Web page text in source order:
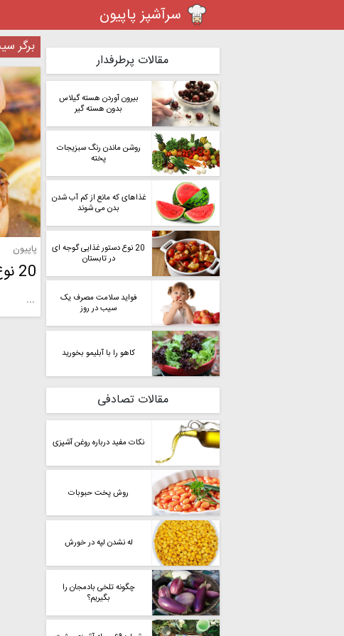
سرآشپز پاپیون
مقالات پرطرفدار
بیرون آوردن هسته گیلاس
بدون هسته گیر
روشن ماندن رنگ سبزیجات
پخته
غذاهای که مانع از کم آب شدن
بدن می شوند
20 نوع دستور غذایی گوجه ای
در تابستان
فواید سلامت مصرف یک
سیب در روز
کاهو را با آبلیمو بخورید
مقالات تصادفی
نکات مفید درباره روغن آشپزی
روش پخت حبوبات
له نشدن لپه در خورش
چگونه تلخی بادمجان را
بگیریم؟
برگر
پاپیون
20 نوع برگر متنوع و خوشمزه
...